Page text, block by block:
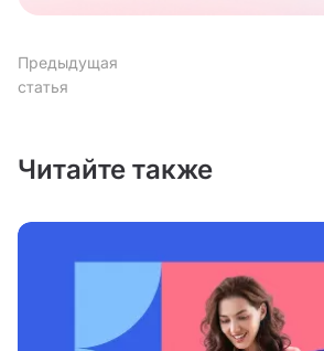
Предыдущая
статья
Читайте также